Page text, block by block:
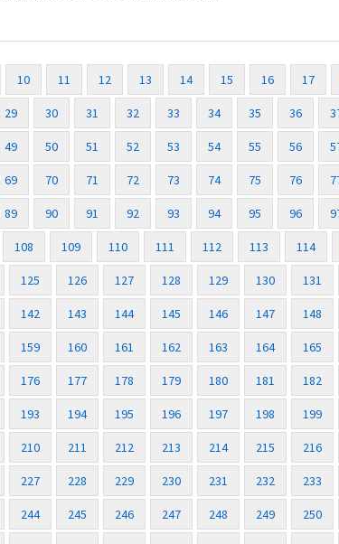
10 11 12 13 14 15 16 17
29 30 31 32 33 34 35 36
49 50 51 52 53 54 55 56
69 70 71 72 73 74 75 76
89 90 91 92 93 94 95 96
108 109 110 111 112 113 114
125 126 127 128 129 130 131
142 143 144 145 146 147 148
159 160 161 162 163 164 165
176 177 178 179 180 181 182
193 194 195 196 197 198 199
210 211 212 213 214 215 216
227 228 229 230 231 232 233
244 245 246 247 248 249 250